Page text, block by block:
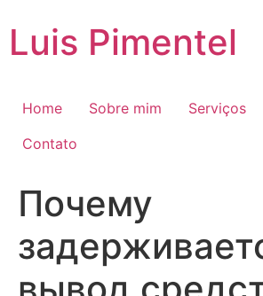
paraLuis Pimentel
Home Sobre mim Serviços
Contato
Почему